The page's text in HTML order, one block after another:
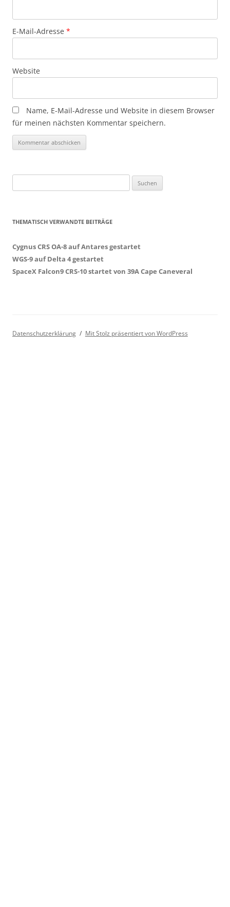
E-Mail-Adresse *
Website
Name, E-Mail-Adresse und Website in diesem Browser
für meinen nächsten Kommentar speichern.
nach:
THEMATISCH VERWANDTE BEITRÄGE
Cygnus CRS OA-8 auf Antares gestartet
WGS-9 auf Delta 4 gestartet
SpaceX Falcon9 CRS-10 startet von 39A Cape Caneveral
Datenschutzerklärung Mit Stolz präsentiert von WordPress